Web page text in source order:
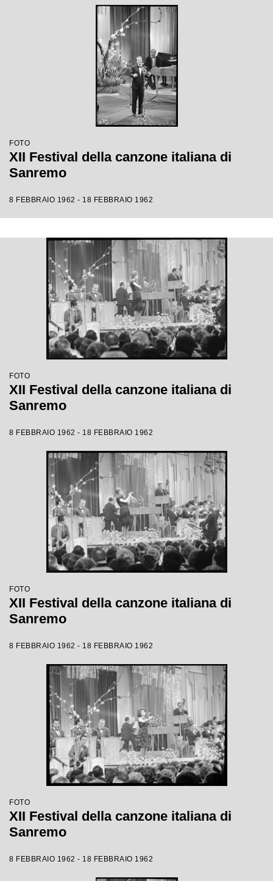
FOTO
XII Festival della canzone italiana di
Sanremo
8 FEBBRAIO 1962 - 18 FEBBRAIO 1962
FOTO
XII Festival della canzone italiana di
Sanremo
8 FEBBRAIO 1962 - 18 FEBBRAIO 1962
FOTO
XII Festival della canzone italiana di
Sanremo
8 FEBBRAIO 1962 - 18 FEBBRAIO 1962
FOTO
XII Festival della canzone italiana di
Sanremo
8 FEBBRAIO 1962 - 18 FEBBRAIO 1962